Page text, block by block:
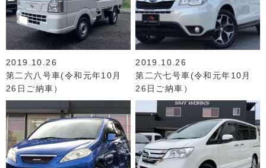
2019.10.26
第二六八号車(令和元年10月
26日ご納車）
2019.10.26
第二六七号車(令和元年10月
26日ご納車）